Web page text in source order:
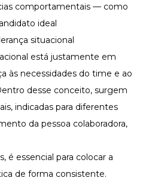
comportamentais — como
ideal
situacional
está justamente em
às necessidades do time e ao
desse conceito, surgem
indicadas para diferentes
da pessoa colaboradora,
é essencial para colocar a
de forma consistente.